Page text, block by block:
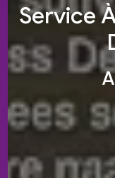
Service